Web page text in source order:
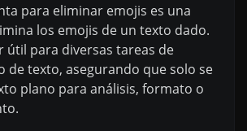
para eliminar emojis es una
los emojis de un texto dado.
útil para diversas tareas de
de texto, asegurando que solo se
plano para análisis, formato o